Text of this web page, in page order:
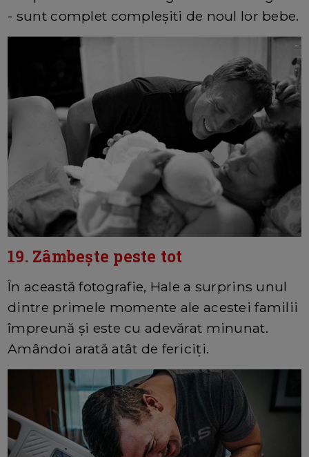
- sunt complet compleșiti de noul lor bebe.
19. Zâmbește peste tot
În această fotografie, Hale a surprins unul
dintre primele momente ale acestei familii
împreună și este cu adevărat minunat.
Amândoi arată atât de fericiți.